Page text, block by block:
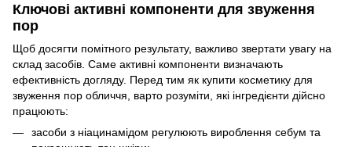
Ключові активні компоненти для звуження
пор
Щоб досягти помітного результату, важливо звертати увагу на
склад засобів. Саме активні компоненти визначають
ефективність догляду. Перед тим як купити косметику для
звуження пор обличчя, варто розуміти, які інгредієнти дійсно
працюють:
засоби з ніацинамідом регулюють вироблення себум та